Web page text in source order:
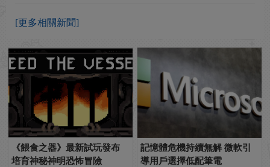
[更多相關新聞]
《餵食之器》最新試玩發布
培育神秘神明恐怖冒險
記憶體危機持續無解 微軟引
導用戶選擇低配筆電